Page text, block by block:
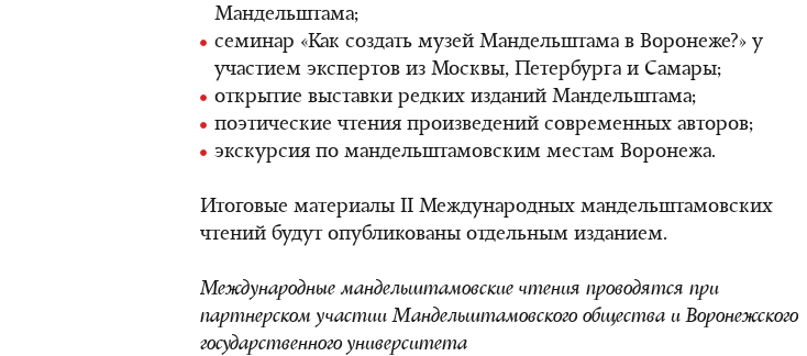
Мандельштама;
семинар «Как создать музей Мандельштама в Воронеже?» у
участием экспертов из Москвы, Петербурга и Самары;
открытие выставки редких изданий Мандельштама;
поэтические чтения произведений современных авторов;
экскурсия по мандельштамовским местам Воронежа.
Итоговые материалы II Международных мандельштамовских
чтений будут опубликованы отдельным изданием.
Международные мандельштамовские чтения проводятся при
партнерском участии Мандельштамовского общества и Воронежского
государственного университета